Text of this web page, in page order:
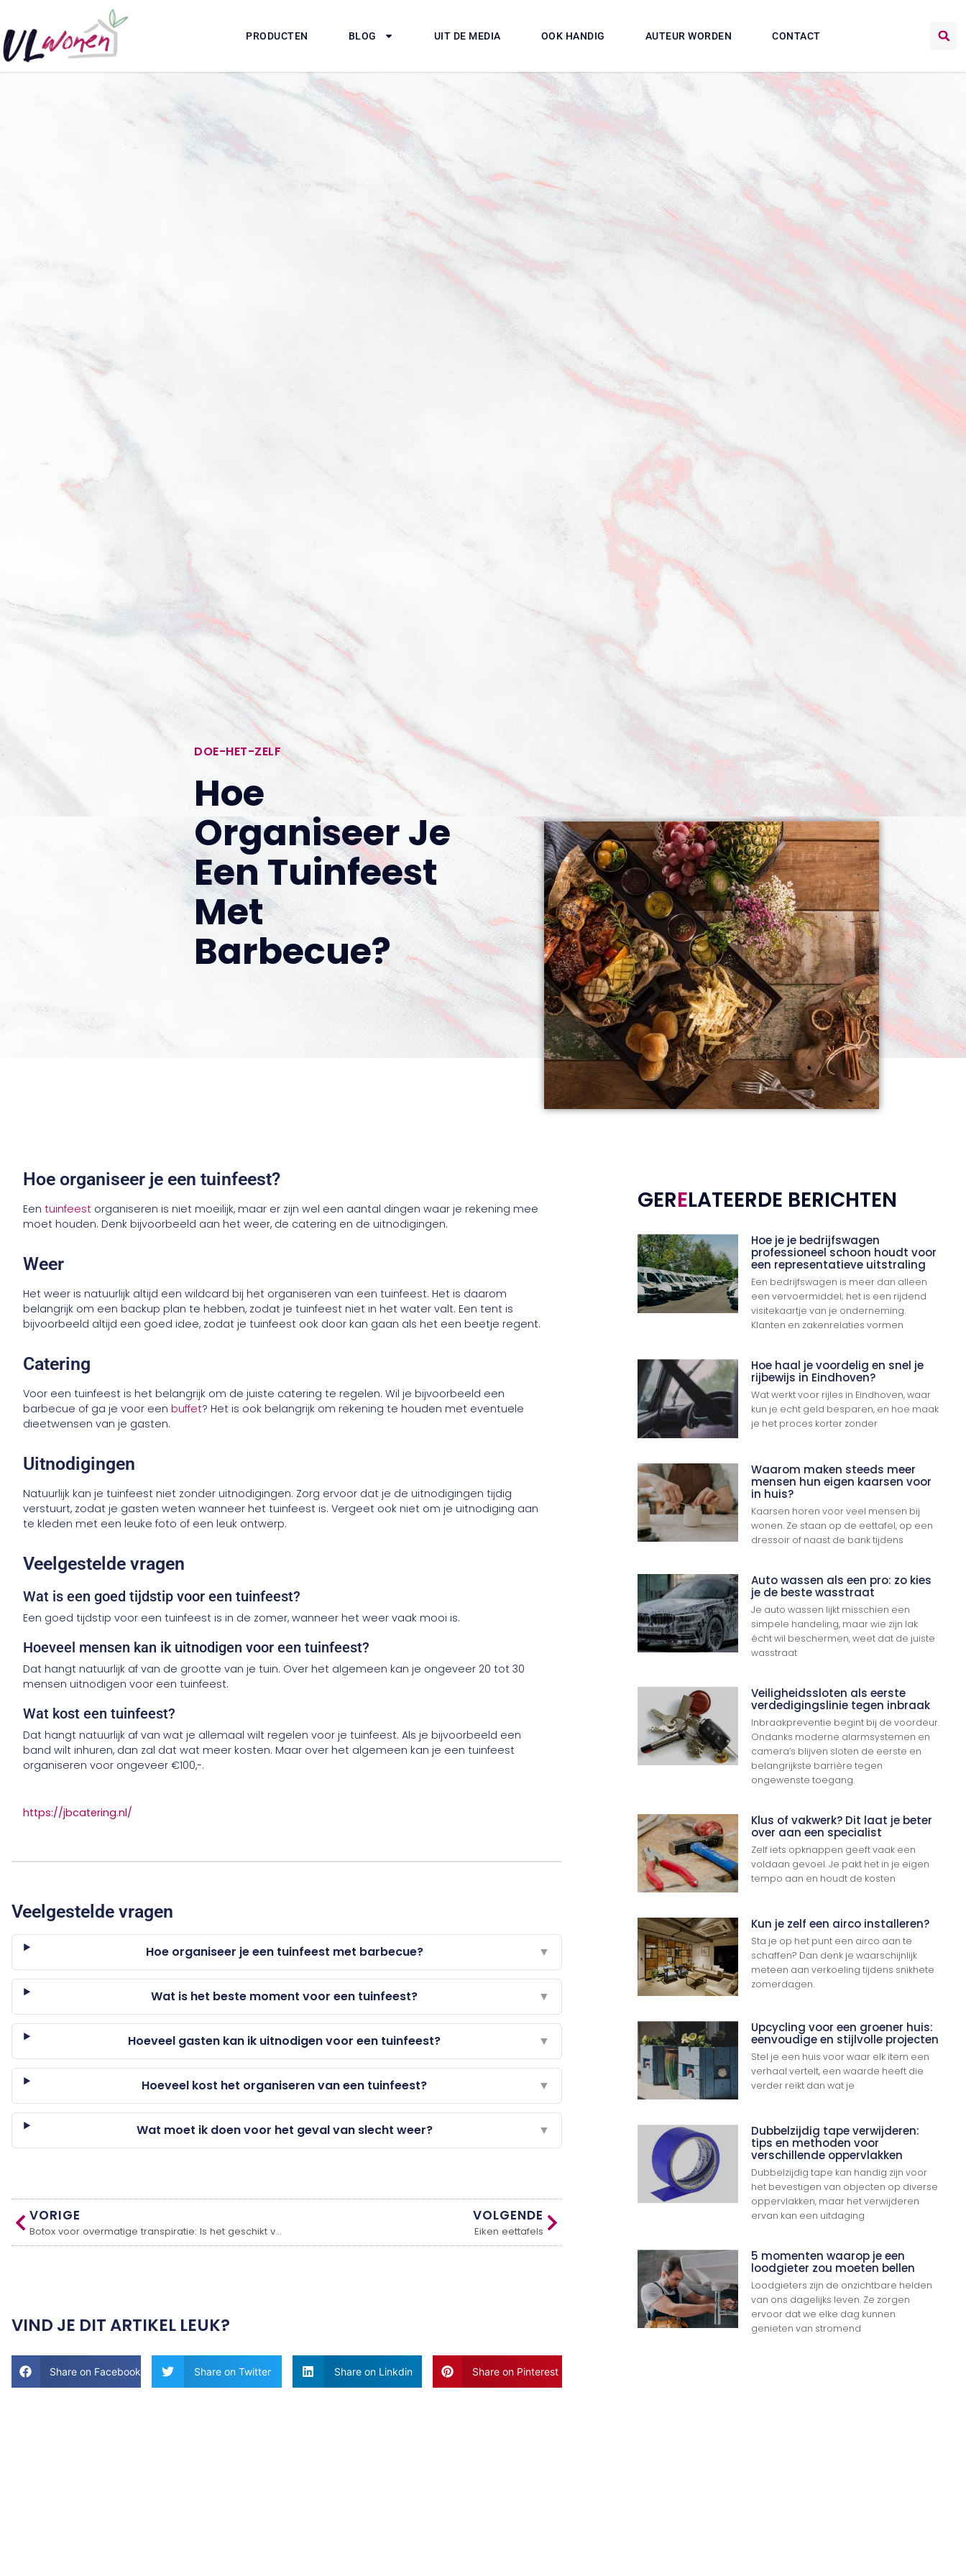
PRODUCTEN BLOG UIT DE MEDIA OOK HANDIG AUTEUR WORDEN CONTACT
DOE-HET-ZELF
Hoe
Organiseer Je
Een Tuinfeest
Met
Barbecue?
Hoe organiseer je een tuinfeest?
Eentuinfeest organiseren is niet moeilijk, maar er zijn wel een aantal dingen waar je rekening mee
moet houden. Denk bijvoorbeeld aan het weer, de catering en de uitnodigingen.
Weer
Het weer is natuurlijk altijd een wildcard bij het organiseren van een tuinfeest. Het is daarom
belangrijk om een backup plan te hebben, zodat je tuinfeest niet in het water valt. Een tent is
bijvoorbeeld altijd een goed idee, zodat je tuinfeest ook door kan gaan als het een beetje regent.
Catering
Voor een tuinfeest is het belangrijk om de juiste catering te regelen. Wil je bijvoorbeeld een
barbecue of ga je voor eenbuffet? Het is ook belangrijk om rekening te houden met eventuele
dieetwensen van je gasten.
Uitnodigingen
Natuurlijk kan je tuinfeest niet zonder uitnodigingen. Zorg ervoor dat je de uitnodigingen tijdig
verstuurt, zodat je gasten weten wanneer het tuinfeest is. Vergeet ook niet om je uitnodiging aan
te kleden met een leuke foto of een leuk ontwerp.
Veelgestelde vragen
Wat is een goed tijdstip voor een tuinfeest?
Een goed tijdstip voor een tuinfeest is in de zomer, wanneer het weer vaak mooi is.
Hoeveel mensen kan ik uitnodigen voor een tuinfeest?
Dat hangt natuurlijk af van de grootte van je tuin. Over het algemeen kan je ongeveer 20 tot 30
mensen uitnodigen voor een tuinfeest.
Wat kost een tuinfeest?
Dat hangt natuurlijk af van wat je allemaal wilt regelen voor je tuinfeest. Als je bijvoorbeeld een
band wilt inhuren, dan zal dat wat meer kosten. Maar over het algemeen kan je een tuinfeest
organiseren voor ongeveer €100,-.
https://jbcatering.nl/
Veelgestelde vragen
Hoe organiseer je een tuinfeest met barbecue? ▼
Wat is het beste moment voor een tuinfeest? ▼
Hoeveel gasten kan ik uitnodigen voor een tuinfeest? ▼
Hoeveel kost het organiseren van een tuinfeest? ▼
Wat moet ik doen voor het geval van slecht weer? ▼
VORIGE
Botox voor overmatige transpiratie: Is het geschikt voor jou?
VOLGENDE
Eiken eettafels
VIND JE DIT ARTIKEL LEUK?
Share on Facebook Share on Twitter Share on Linkdin Share on Pinterest
GERELATEERDE BERICHTEN
Hoe je je bedrijfswagen
professioneel schoon houdt voor
een representatieve uitstraling
Een bedrijfswagen is meer dan alleen
een vervoermiddel; het is een rijdend
visitekaartje van je onderneming.
Klanten en zakenrelaties vormen
Hoe haal je voordelig en snel je
rijbewijs in Eindhoven?
Wat werkt voor rijles in Eindhoven, waar
kun je echt geld besparen, en hoe maak
je het proces korter zonder
Waarom maken steeds meer
mensen hun eigen kaarsen voor
in huis?
Kaarsen horen voor veel mensen bij
wonen. Ze staan op de eettafel, op een
dressoir of naast de bank tijdens
Auto wassen als een pro: zo kies
je de beste wasstraat
Je auto wassen lijkt misschien een
simpele handeling, maar wie zijn lak
écht wil beschermen, weet dat de juiste
wasstraat
Veiligheidssloten als eerste
verdedigingslinie tegen inbraak
Inbraakpreventie begint bij de voordeur.
Ondanks moderne alarmsystemen en
camera’s blijven sloten de eerste en
belangrijkste barrière tegen
ongewenste toegang.
Klus of vakwerk? Dit laat je beter
over aan een specialist
Zelf iets opknappen geeft vaak een
voldaan gevoel. Je pakt het in je eigen
tempo aan en houdt de kosten
Kun je zelf een airco installeren?
Sta je op het punt een airco aan te
schaffen? Dan denk je waarschijnlijk
meteen aan verkoeling tijdens snikhete
zomerdagen.
Upcycling voor een groener huis:
eenvoudige en stijlvolle projecten
Stel je een huis voor waar elk item een
verhaal vertelt, een waarde heeft die
verder reikt dan wat je
Dubbelzijdig tape verwijderen:
tips en methoden voor
verschillende oppervlakken
Dubbelzijdig tape kan handig zijn voor
het bevestigen van objecten op diverse
oppervlakken, maar het verwijderen
ervan kan een uitdaging
5 momenten waarop je een
loodgieter zou moeten bellen
Loodgieters zijn de onzichtbare helden
van ons dagelijks leven. Ze zorgen
ervoor dat we elke dag kunnen
genieten van stromend